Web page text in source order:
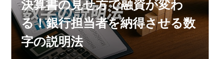
決算書の見せ方で融資が変わ
る！銀行担当者を納得させる数
字の説明法